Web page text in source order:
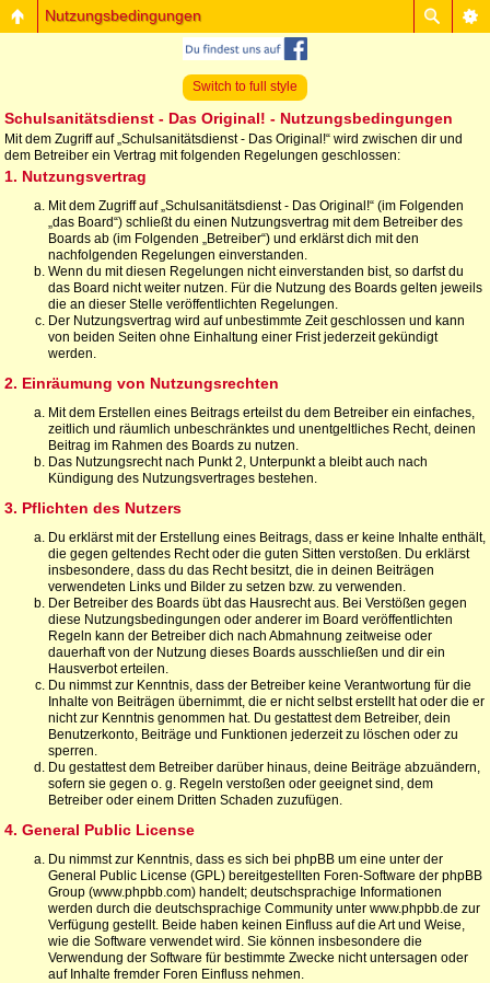
Nutzungsbedingungen
Switch to full style
Schulsanitätsdienst - Das Original! - Nutzungsbedingungen
Mit dem Zugriff auf „Schulsanitätsdienst - Das Original!“ wird zwischen dir und
dem Betreiber ein Vertrag mit folgenden Regelungen geschlossen:
1. Nutzungsvertrag
Mit dem Zugriff auf „Schulsanitätsdienst - Das Original!“ (im Folgenden
„das Board“) schließt du einen Nutzungsvertrag mit dem Betreiber des
Boards ab (im Folgenden „Betreiber“) und erklärst dich mit den
nachfolgenden Regelungen einverstanden.
Wenn du mit diesen Regelungen nicht einverstanden bist, so darfst du
das Board nicht weiter nutzen. Für die Nutzung des Boards gelten jeweils
die an dieser Stelle veröffentlichten Regelungen.
Der Nutzungsvertrag wird auf unbestimmte Zeit geschlossen und kann
von beiden Seiten ohne Einhaltung einer Frist jederzeit gekündigt
werden.
2. Einräumung von Nutzungsrechten
Mit dem Erstellen eines Beitrags erteilst du dem Betreiber ein einfaches,
zeitlich und räumlich unbeschränktes und unentgeltliches Recht, deinen
Beitrag im Rahmen des Boards zu nutzen.
Das Nutzungsrecht nach Punkt 2, Unterpunkt a bleibt auch nach
Kündigung des Nutzungsvertrages bestehen.
3. Pflichten des Nutzers
Du erklärst mit der Erstellung eines Beitrags, dass er keine Inhalte enthält,
die gegen geltendes Recht oder die guten Sitten verstoßen. Du erklärst
insbesondere, dass du das Recht besitzt, die in deinen Beiträgen
verwendeten Links und Bilder zu setzen bzw. zu verwenden.
Der Betreiber des Boards übt das Hausrecht aus. Bei Verstößen gegen
diese Nutzungsbedingungen oder anderer im Board veröffentlichten
Regeln kann der Betreiber dich nach Abmahnung zeitweise oder
dauerhaft von der Nutzung dieses Boards ausschließen und dir ein
Hausverbot erteilen.
Du nimmst zur Kenntnis, dass der Betreiber keine Verantwortung für die
Inhalte von Beiträgen übernimmt, die er nicht selbst erstellt hat oder die er
nicht zur Kenntnis genommen hat. Du gestattest dem Betreiber, dein
Benutzerkonto, Beiträge und Funktionen jederzeit zu löschen oder zu
sperren.
Du gestattest dem Betreiber darüber hinaus, deine Beiträge abzuändern,
sofern sie gegen o. g. Regeln verstoßen oder geeignet sind, dem
Betreiber oder einem Dritten Schaden zuzufügen.
4. General Public License
Du nimmst zur Kenntnis, dass es sich bei phpBB um eine unter der
General Public License (GPL) bereitgestellten Foren-Software der phpBB
Group (www.phpbb.com) handelt; deutschsprachige Informationen
werden durch die deutschsprachige Community unter www.phpbb.de zur
Verfügung gestellt. Beide haben keinen Einfluss auf die Art und Weise,
wie die Software verwendet wird. Sie können insbesondere die
Verwendung der Software für bestimmte Zwecke nicht untersagen oder
auf Inhalte fremder Foren Einfluss nehmen.